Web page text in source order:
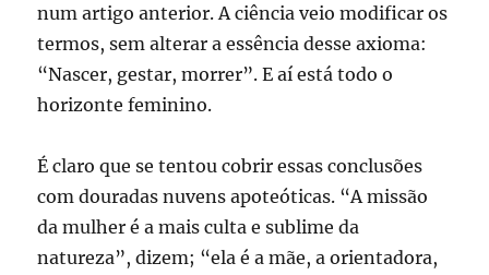
num artigo anterior. A ciência veio modificar os
termos, sem alterar a essência desse axioma:
“Nascer, gestar, morrer”. E aí está todo o
horizonte feminino.
É claro que se tentou cobrir essas conclusões
com douradas nuvens apoteóticas. “A missão
da mulher é a mais culta e sublime da
natureza”, dizem; “ela é a mãe, a orientadora,